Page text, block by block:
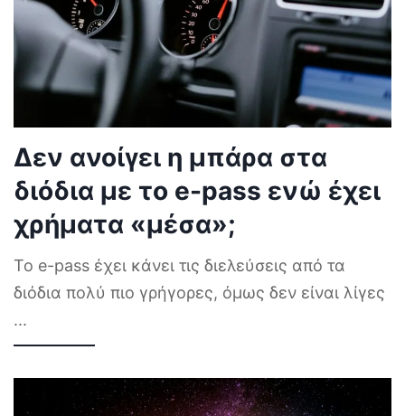
Δεν ανοίγει η μπάρα στα
διόδια με το e-pass ενώ έχει
χρήματα «μέσα»;
Το e-pass έχει κάνει τις διελεύσεις από τα
διόδια πολύ πιο γρήγορες, όμως δεν είναι λίγες
...